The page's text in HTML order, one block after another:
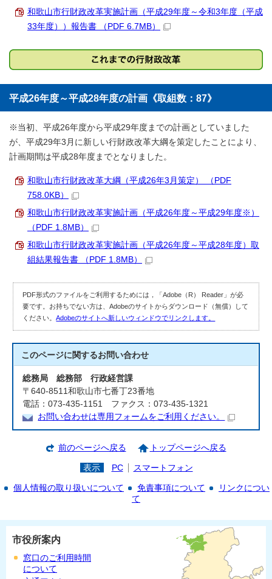
和歌山市行財政改革実施計画（平成29年度～令和3年度（平成
33年度））報告書 （PDF 6.7MB）
平成26年度～平成28年度の計画《取組数：87》
※当初、平成26年度から平成29年度までの計画としていました
が、平成29年3月に新しい行財政改革大綱を策定したことにより、
計画期間は平成28年度までとなりました。
和歌山市行財政改革大綱（平成26年3月策定） （PDF
758.0KB）
和歌山市行財政改革実施計画（平成26年度～平成29年度※）
（PDF 1.8MB）
和歌山市行財政改革実施計画（平成26年度～平成28年度）取
組結果報告書 （PDF 1.8MB）
PDF形式のファイルをご利用するためには，「Adobe（R） Reader」が必
要です。お持ちでない方は、Adobeのサイトからダウンロード（無償）して
ください。Adobeのサイトへ新しいウィンドウでリンクします。
このページに関するお問い合わせ
総務局 総務部 行政経営課
〒640-8511和歌山市七番丁23番地
電話：073-435-1151 ファクス：073-435-1321
お問い合わせは専用フォームをご利用ください。
前のページへ戻る トップページへ戻る
表示 PC スマートフォン
個人情報の取り扱いについて 免責事項について
リンクについ
て
市役所案内
窓口のご利用時間
について